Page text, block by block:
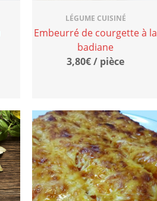
LÉGUME CUISINÉ
Embeurré de courgette à la
badiane
3,80€ / pièce